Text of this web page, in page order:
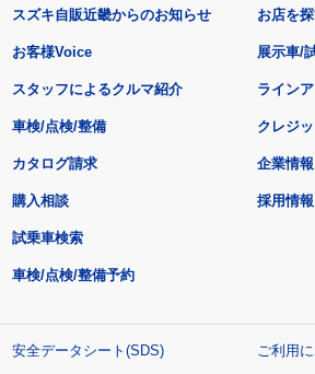
スズキ自販近畿からのお知らせ
お客様Voice
スタッフによるクルマ紹介
お店を
展示車/
ライン
車検/点検/整備 クレジ
カタログ請求
購入相談
試乗車検索
車検/点検/整備予約
企業情報
採用情報
安全データシート(SDS)
ご利用